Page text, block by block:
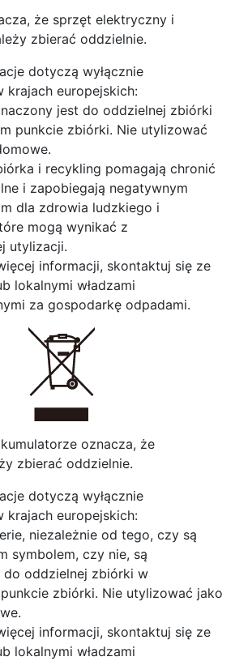
że sprzęt elektryczny i
zbierać oddzielnie.
dotyczą wyłącznie
krajach europejskich:
jest do oddzielnej zbiórki
punkcie zbiórki. Nie utylizować
i recykling pomagają chronić
i zapobiegają negatywnym
dla zdrowia ludzkiego i
mogą wynikać z
utylizacji.
informacji, skontaktuj się ze
lokalnymi władzami
za gospodarkę odpadami.
oznacza, że
zbierać oddzielnie.
dotyczą wyłącznie
krajach europejskich:
niezależnie od tego, czy są
symbolem, czy nie, są
do oddzielnej zbiórki w
zbiórki. Nie utylizować jako
informacji, skontaktuj się ze
lokalnymi władzami